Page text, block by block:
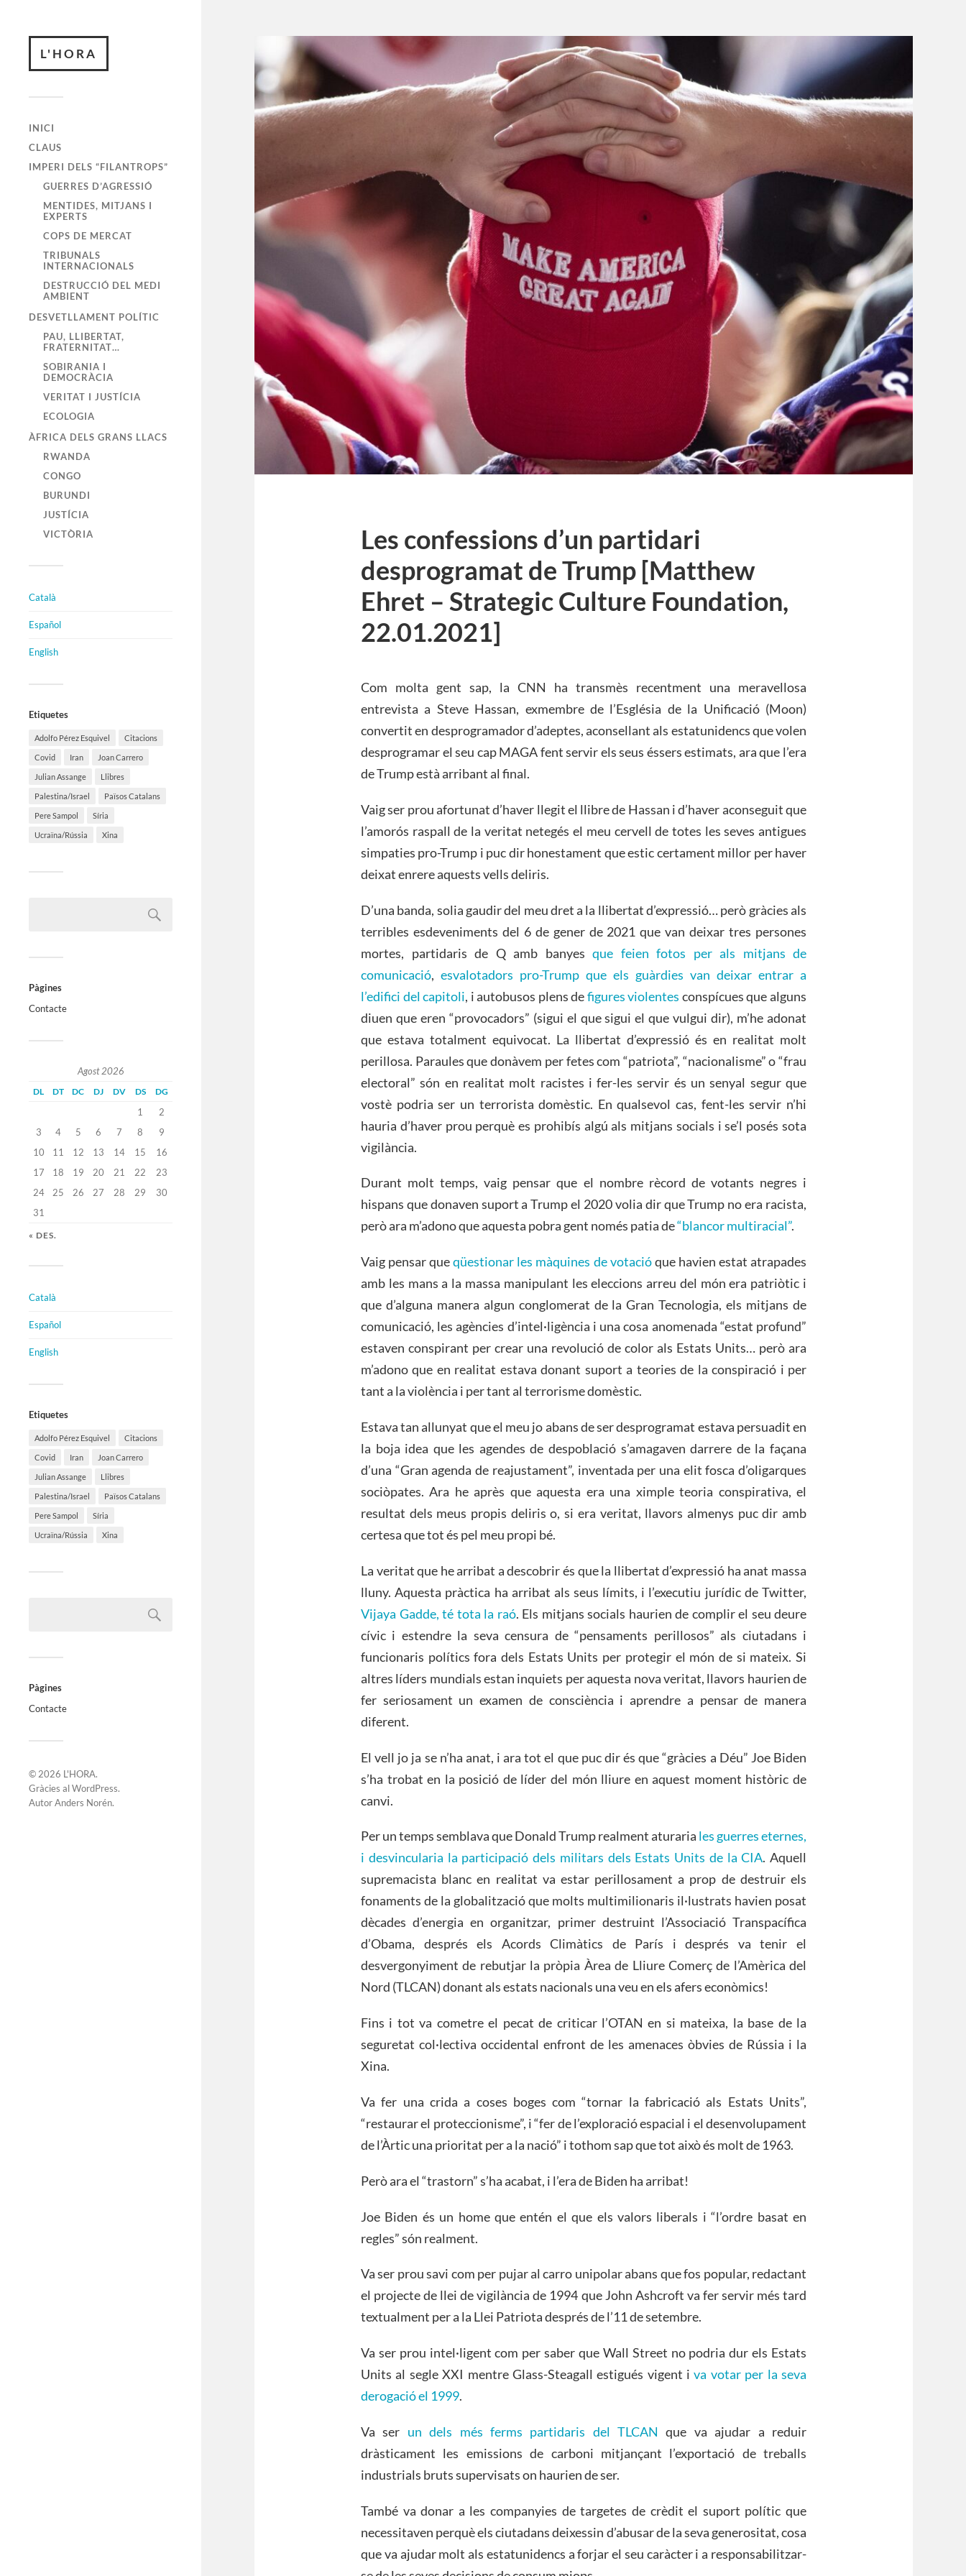
L'HORA
INICI
CLAUS
IMPERI DELS “FILANTROPS”
GUERRES D’AGRESSIÓ
MENTIDES, MITJANS I
EXPERTS
COPS DE MERCAT
TRIBUNALS
INTERNACIONALS
DESTRUCCIÓ DEL MEDI
AMBIENT
DESVETLLAMENT POLÍTIC
PAU, LLIBERTAT,
FRATERNITAT…
SOBIRANIA I
DEMOCRÀCIA
VERITAT I JUSTÍCIA
ECOLOGIA
ÀFRICA DELS GRANS LLACS
RWANDA
CONGO
BURUNDI
JUSTÍCIA
VICTÒRIA
Català
Español
English
Etiquetes
Adolfo Pérez Esquivel Citacions
Covid Iran Joan Carrero
Julian Assange Llibres
Palestina/Israel Països Catalans
Pere Sampol Síria
Ucraïna/Rússia Xina
Pàgines
Contacte
Agost 2026
DL DT DC DJ DV DS DG
1
2
3
4 5 6 7 8
9
10
11 12 13 14 15
16
17
18 19 20 21 22
23
24
25 26 27 28 29
30
31
« DES.
Català
Español
English
Etiquetes
Adolfo Pérez Esquivel Citacions
Covid Iran Joan Carrero
Julian Assange Llibres
Palestina/Israel Països Catalans
Pere Sampol Síria
Ucraïna/Rússia Xina
Pàgines
Contacte
© 2026 L'HORA.
Gràcies alWordPress.
AutorAnders Norén.
Les confessions d’un partidari
desprogramat de Trump [Matthew
Ehret – Strategic Culture Foundation,
22.01.2021]
Com molta gent sap, la CNN ha transmès recentment una meravellosa
entrevista a Steve Hassan, exmembre de l’Església de la Unificació (Moon)
convertit en desprogramador d’adeptes, aconsellant als estatunidencs que volen
desprogramar el seu cap MAGA fent servir els seus éssers estimats, ara que l’era
de Trump està arribant al final.
Vaig ser prou afortunat d’haver llegit el llibre de Hassan i d’haver aconseguit que
l’amorós raspall de la veritat netegés el meu cervell de totes les seves antigues
simpaties pro-Trump i puc dir honestament que estic certament millor per haver
deixat enrere aquests vells deliris.
D’una banda, solia gaudir del meu dret a la llibertat d’expressió… però gràcies als
terribles esdeveniments del 6 de gener de 2021 que van deixar tres persones
mortes, partidaris de Q amb banyes que feien fotos per als mitjans de
comunicació, esvalotadors pro-Trump que els guàrdies van deixar entrar a
l’edifici del capitoli, i autobusos plens defigures violentes conspícues que alguns
diuen que eren “provocadors” (sigui el que sigui el que vulgui dir), m’he adonat
que estava totalment equivocat. La llibertat d’expressió és en realitat molt
perillosa. Paraules que donàvem per fetes com “patriota”, “nacionalisme” o “frau
electoral” són en realitat molt racistes i fer-les servir és un senyal segur que
vostè podria ser un terrorista domèstic. En qualsevol cas, fent-les servir n’hi
hauria d’haver prou perquè es prohibís algú als mitjans socials i se’l posés sota
vigilància.
Durant molt temps, vaig pensar que el nombre rècord de votants negres i
hispans que donaven suport a Trump el 2020 volia dir que Trump no era racista,
però ara m’adono que aquesta pobra gent només patia de“blancor multiracial”.
Vaig pensar queqüestionar les màquines de votacióque havien estat atrapades
amb les mans a la massa manipulant les eleccions arreu del món era patriòtic i
que d’alguna manera algun conglomerat de la Gran Tecnologia, els mitjans de
comunicació, les agències d’intel·ligència i una cosa anomenada “estat profund”
estaven conspirant per crear una revolució de color als Estats Units… però ara
m’adono que en realitat estava donant suport a teories de la conspiració i per
tant a la violència i per tant al terrorisme domèstic.
Estava tan allunyat que el meu jo abans de ser desprogramat estava persuadit en
la boja idea que les agendes de despoblació s’amagaven darrere de la façana
d’una “Gran agenda de reajustament”, inventada per una elit fosca d’oligarques
sociòpates. Ara he après que aquesta era una ximple teoria conspirativa, el
resultat dels meus propis deliris o, si era veritat, llavors almenys puc dir amb
certesa que tot és pel meu propi bé.
La veritat que he arribat a descobrir és que la llibertat d’expressió ha anat massa
lluny. Aquesta pràctica ha arribat als seus límits, i l’executiu jurídic de Twitter,
Vijaya Gadde, té tota la raó. Els mitjans socials haurien de complir el seu deure
cívic i estendre la seva censura de “pensaments perillosos” als ciutadans i
funcionaris polítics fora dels Estats Units per protegir el món de si mateix. Si
altres líders mundials estan inquiets per aquesta nova veritat, llavors haurien de
fer seriosament un examen de consciència i aprendre a pensar de manera
diferent.
El vell jo ja se n’ha anat, i ara tot el que puc dir és que “gràcies a Déu” Joe Biden
s’ha trobat en la posició de líder del món lliure en aquest moment històric de
canvi.
Per un temps semblava que Donald Trump realment aturaria les guerres eternes,
i desvincularia la participació dels militars dels Estats Units de la CIA. Aquell
supremacista blanc en realitat va estar perillosament a prop de destruir els
fonaments de la globalització que molts multimilionaris il·lustrats havien posat
dècades d’energia en organitzar, primer destruint l’Associació Transpacífica
d’Obama, després els Acords Climàtics de París i després va tenir el
desvergonyiment de rebutjar la pròpia Àrea de Lliure Comerç de l’Amèrica del
Nord (TLCAN) donant als estats nacionals una veu en els afers econòmics!
Fins i tot va cometre el pecat de criticar l’OTAN en si mateixa, la base de la
seguretat col·lectiva occidental enfront de les amenaces òbvies de Rússia i la
Xina.
Va fer una crida a coses boges com “tornar la fabricació als Estats Units”,
“restaurar el proteccionisme”, i “fer de l’exploració espacial i el desenvolupament
de l’Àrtic una prioritat per a la nació” i tothom sap que tot això és molt de 1963.
Però ara el “trastorn” s’ha acabat, i l’era de Biden ha arribat!
Joe Biden és un home que entén el que els valors liberals i “l’ordre basat en
regles” són realment.
Va ser prou savi com per pujar al carro unipolar abans que fos popular, redactant
el projecte de llei de vigilància de 1994 que John Ashcroft va fer servir més tard
textualment per a la Llei Patriota després de l’11 de setembre.
Va ser prou intel·ligent com per saber que Wall Street no podria dur els Estats
Units al segle XXI mentre Glass-Steagall estigués vigent iva votar per la seva
derogació el 1999.
Va ser un dels més ferms partidaris del TLCAN que va ajudar a reduir
dràsticament les emissions de carboni mitjançant l’exportació de treballs
industrials bruts supervisats on haurien de ser.
També va donar a les companyies de targetes de crèdit el suport polític que
necessitaven perquè els ciutadans deixessin d’abusar de la seva generositat, cosa
que va ajudar molt als estatunidencs a forjar el seu caràcter i a responsabilitzar-